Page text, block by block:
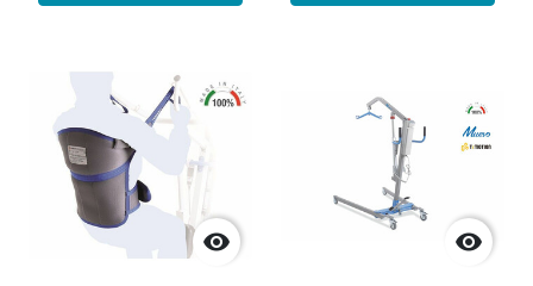
 